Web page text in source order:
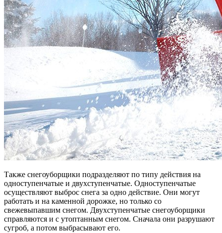
Также снегоуборщики подразделяют по типу действия на
одноступенчатые и двухступенчатые. Одноступенчатые
осуществляют выброс снега за одно действие. Они могут
работать и на каменной дорожке, но только со
свежевыпавшим снегом. Двухступенчатые снегоуборщики
справляются и с утоптанным снегом. Сначала они разрушают
сугроб, а потом выбрасывают его.